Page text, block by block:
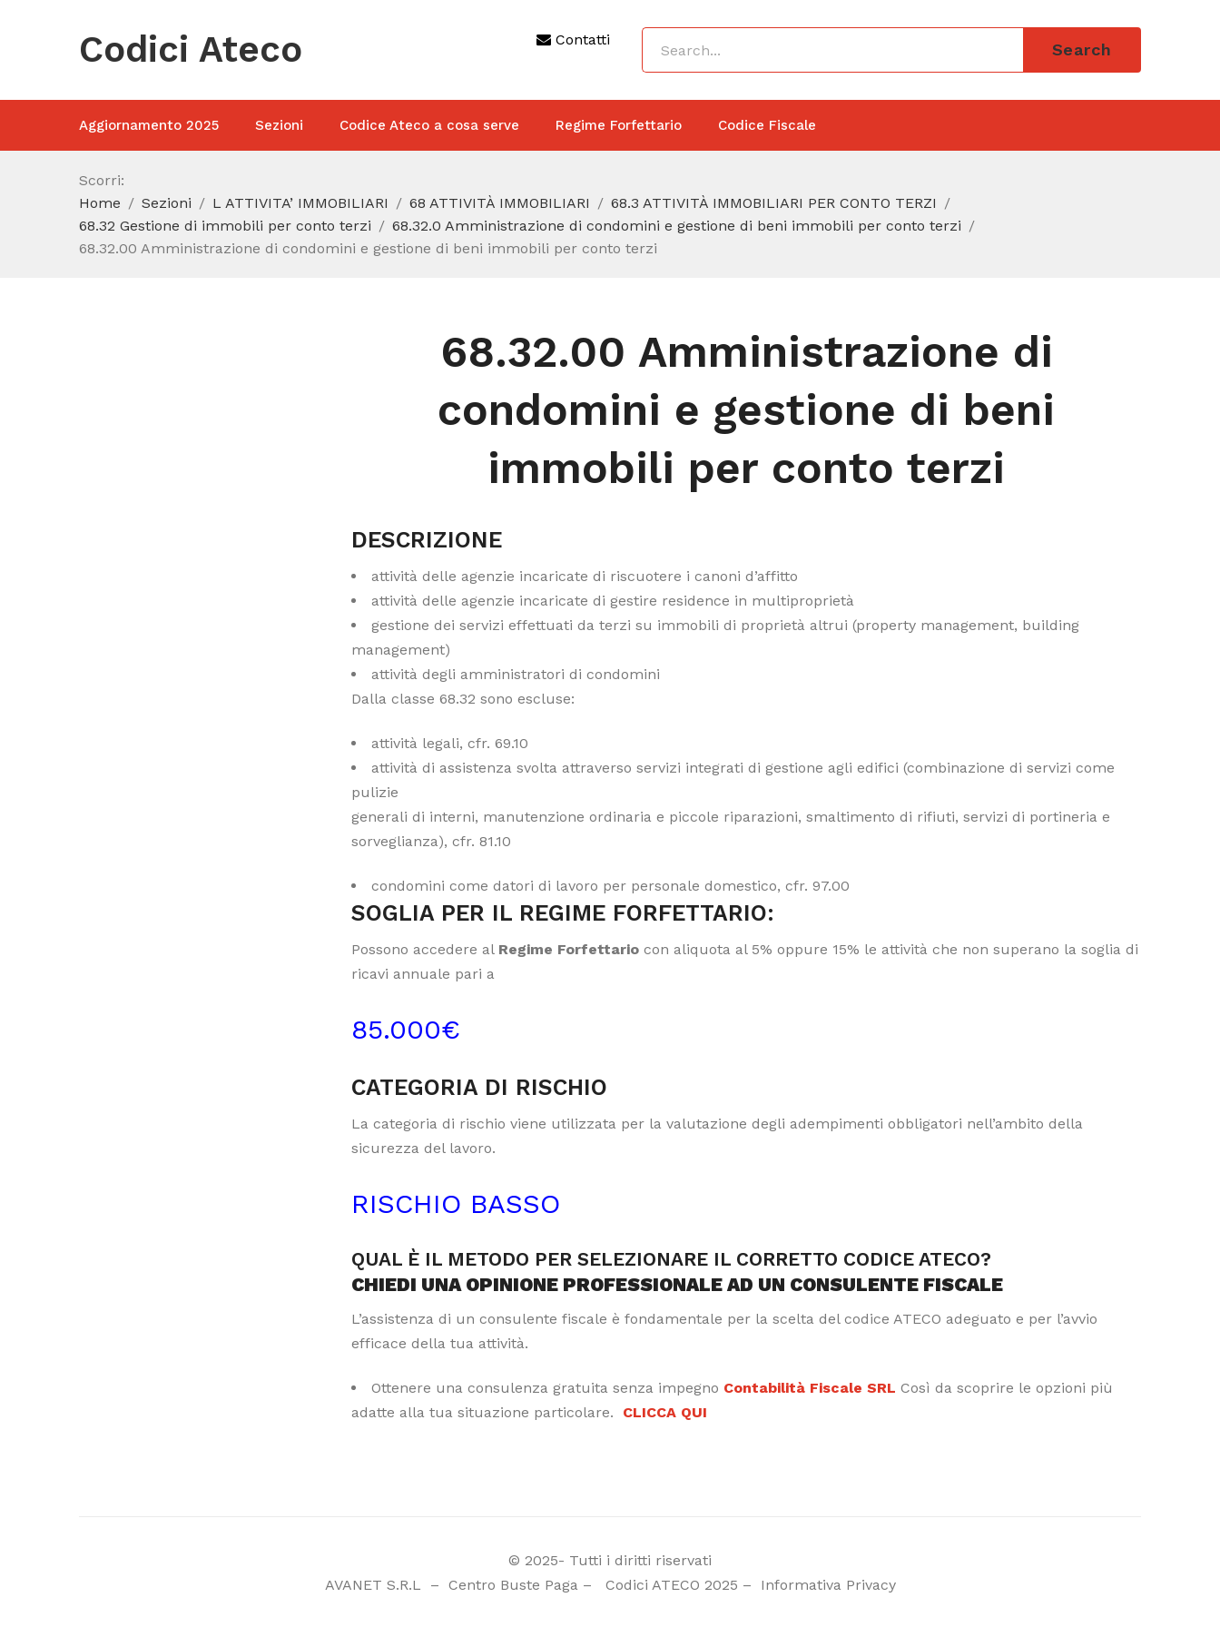
Codici Ateco Contatti
Search
Aggiornamento 2025 Sezioni Codice Ateco a cosa serve Regime Forfettario Codice Fiscale
Scorri:
Home
Sezioni L ATTIVITA’ IMMOBILIARI 68 ATTIVITÀ IMMOBILIARI
68.3 ATTIVITÀ IMMOBILIARI PER CONTO TERZI
68.32 Gestione di immobili per conto terzi
68.32.0 Amministrazione di condomini e gestione di beni immobili per conto terzi
68.32.00 Amministrazione di condomini e gestione di beni immobili per conto terzi
68.32.00 Amministrazione di
condomini e gestione di beni
immobili per conto terzi
DESCRIZIONE
attività delle agenzie incaricate di riscuotere i canoni d’affitto
attività delle agenzie incaricate di gestire residence in multiproprietà
gestione dei servizi effettuati da terzi su immobili di proprietà altrui (property management, building
management)
attività degli amministratori di condomini
Dalla classe 68.32 sono escluse:
attività legali, cfr. 69.10
attività di assistenza svolta attraverso servizi integrati di gestione agli edifici (combinazione di servizi come
pulizie
generali di interni, manutenzione ordinaria e piccole riparazioni, smaltimento di rifiuti, servizi di portineria e
sorveglianza), cfr. 81.10
condomini come datori di lavoro per personale domestico, cfr. 97.00
SOGLIA PER IL REGIME FORFETTARIO:
Possono accedere al Regime Forfettario con aliquota al 5% oppure 15% le attività che non superano la soglia di
ricavi annuale pari a
85.000€
CATEGORIA DI RISCHIO
La categoria di rischio viene utilizzata per la valutazione degli adempimenti obbligatori nell’ambito della
sicurezza del lavoro.
RISCHIO BASSO
QUAL È IL METODO PER SELEZIONARE IL CORRETTO CODICE ATECO?
CHIEDI UNA OPINIONE PROFESSIONALE AD UN CONSULENTE FISCALE
L’assistenza di un consulente fiscale è fondamentale per la scelta del codice ATECO adeguato e per l’avvio
efficace della tua attività.
Ottenere una consulenza gratuita senza impegno Contabilità Fiscale SRL Così da scoprire le opzioni più
adatte alla tua situazione particolare. CLICCA QUI
© 2025- Tutti i diritti riservati
AVANET S.R.L
– Centro Buste Paga– Codici ATECO 2025 – Informativa Privacy